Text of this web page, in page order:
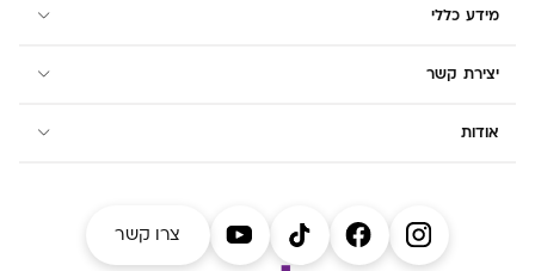
מידע כללי
יצירת קשר
אודות
צרו קשר